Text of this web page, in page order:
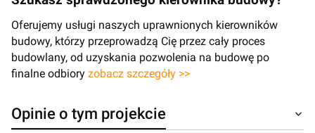
Oferujemy usługi naszych uprawnionych kierowników
budowy, którzy przeprowadzą Cię przez cały proces
budowlany, od uzyskania pozwolenia na budowę po
finalne odbiory zobacz szczegóły >>
Opinie o tym projekcie